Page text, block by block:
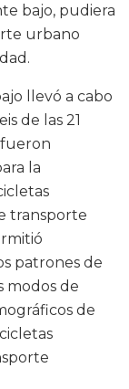
bajo, pudiera
urbano
llevó a cabo
de las 21
fueron
la
transporte
patrones de
modos de
de